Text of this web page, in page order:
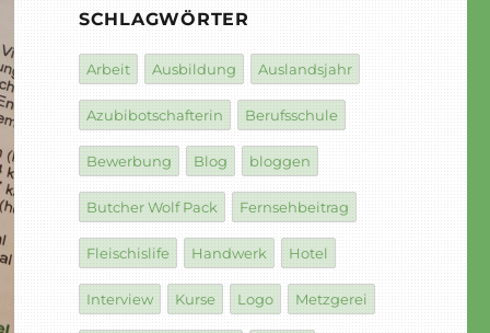
SCHLAGWÖRTER
Arbeit Ausbildung Auslandsjahr
Azubibotschafterin Berufsschule
Bewerbung Blog bloggen
Butcher Wolf Pack Fernsehbeitrag
Fleischislife Handwerk Hotel
Interview Kurse Logo Metzgerei